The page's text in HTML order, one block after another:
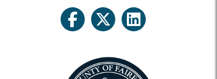
facebooktwitter linkedin